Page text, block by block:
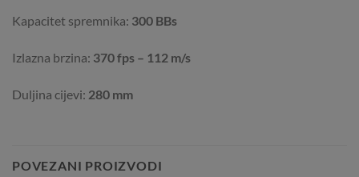
Kapacitet spremnika: 300 BBs
Izlazna brzina: 370 fps – 112 m/s
Duljina cijevi: 280 mm
POVEZANI PROIZVODI